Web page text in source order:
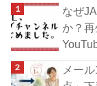
なぜ
か？
メー